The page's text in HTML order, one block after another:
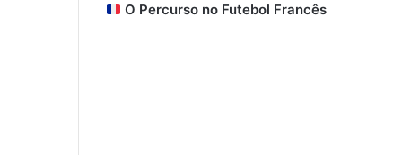
O Percurso no Futebol Francês